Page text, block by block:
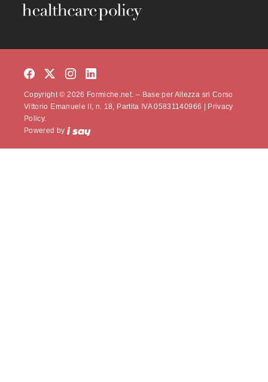
Copyright © 2026 Formiche.net. – Base per Altezza srl Corso
Vittorio Emanuele II, n. 18, Partita IVA 05831140966 |
Privacy
Policy.
Powered by